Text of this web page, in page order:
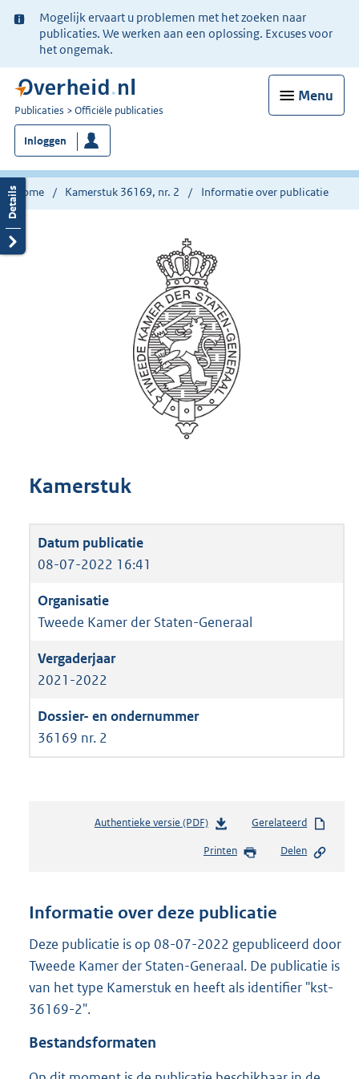
Ter
informatie:
Mogelijk ervaart u problemen met het zoeken naar
publicaties. We werken aan een oplossing. Excuses voor
het ongemak.
Menu
U
bent
nu
hier:
Publicaties Officiële publicaties
Inloggen
Home Kamerstuk 36169, nr. 2 Informatie over publicatie
Kamerstuk
08-07-2022 16:41
Tweede Kamer der Staten-Generaal
2021-2022
36169 nr. 2
Authentieke versie (PDF)b
s
n
s
r
o
:
Gerelateerd
Printen Delen
Informatie over deze publicatie
Deze publicatie is op 08-07-2022 gepubliceerd door
Tweede Kamer der Staten-Generaal. De publicatie is
van het type Kamerstuk en heeft als identifier "kst-
36169-2".
Bestandsformaten